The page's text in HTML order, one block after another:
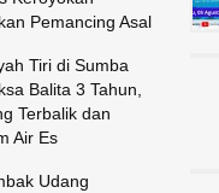
Pemancing Asal
Tiri di Sumba
Balita 3 Tahun,
Terbalik dan
Air Es
Udang